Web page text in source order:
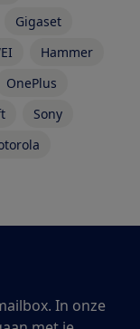
Gigaset
Hammer
OnePlus
Sony
In onze